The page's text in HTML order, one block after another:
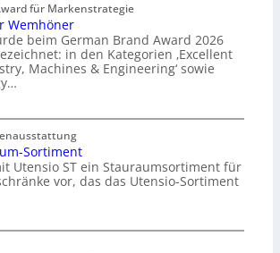
für Markenstrategie
Wemhöner
beim German Brand Award 2026
in den Kategorien ‚Excellent
Machines & Engineering‘ sowie
Sortiment
Utensio ST ein Stauraumsortiment für
vor, das das Utensio-Sortiment